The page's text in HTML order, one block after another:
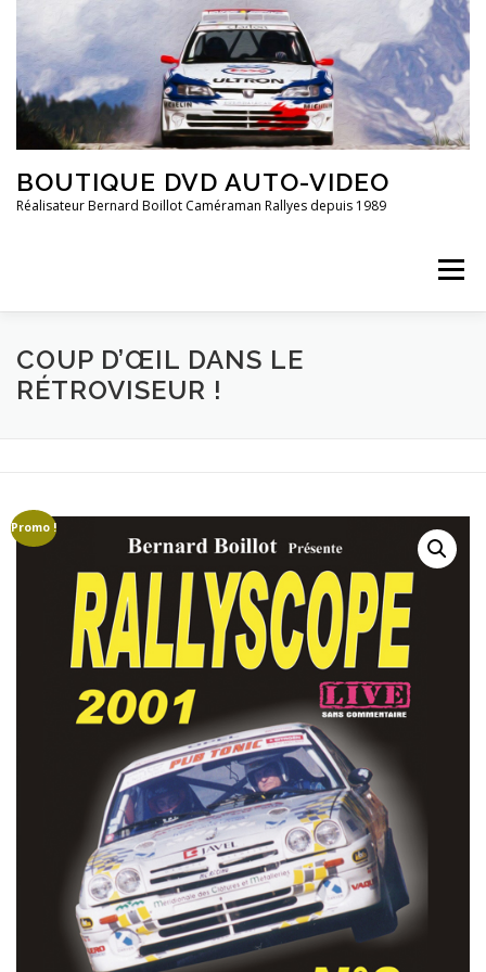
contenu
BOUTIQUE DVD AUTO-VIDEO
Réalisateur Bernard Boillot Caméraman Rallyes depuis 1989
Menu
QUI SOMMES-NOUS? CHAMPIONNAT DE FRANCE
GROUPE B GROUPE A GROUPE F
AUTO-STOP MAGAZINE CAMÉRAS EMBARQUÉE
DRIVERS LÉGENDS EN RÉGION ETRANGER
MARQUES MONDIAL VINTAGE
PILOTES CAMÉRAS EMBARQUÉES
COUP D’ŒIL DANS LE
RÉTROVISEUR !
Promo !